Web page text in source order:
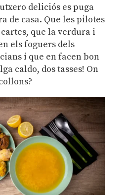
deliciós es puga
de casa. Que les pilotes
que la verdura i
els foguers dels
i que en facen bon
caldo, dos tasses! On